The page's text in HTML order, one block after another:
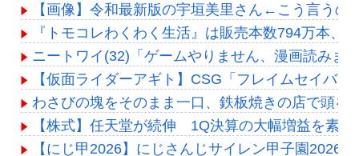
【画像】令和最新版の宇垣美里さん←こう言う
『トモコレわくわく生活』は販売本数794万本、
ニートワイ(32)「ゲームやりません、漫画読み
【仮面ライダーアギト】CSG「フレイムセイバ
わさびの塊をそのまま一口、鉄板焼きの店で頭
【株式】任天堂が続伸 1Q決算の大幅増益を素直
【にじ甲2026】にじさんじサイレン甲子園2026